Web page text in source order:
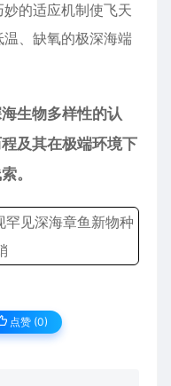
的适应机制使飞天
、缺氧的极深海端
生物多样性的认
及其在极端环境下
。
点赞 (0)